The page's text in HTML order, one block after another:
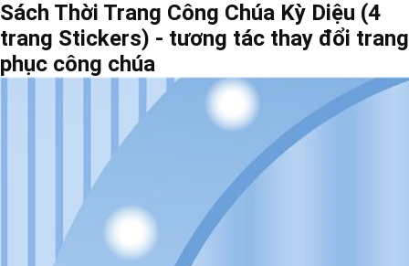
Sách Thời Trang Công Chúa Kỳ Diệu (4
trang Stickers) - tương tác thay đổi trang
phục công chúa